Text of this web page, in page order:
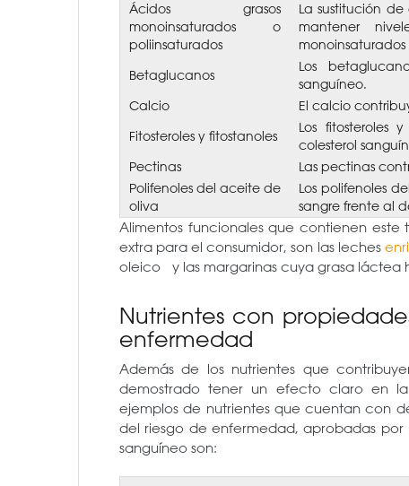
Ácidos grasos
monoinsaturados o
poliinsaturados
La sustitución
mantener
monoinsaturados
Betaglucanos
Los
sanguíneo.
Calcio
El calcio
Fitosteroles y fitostanoles
Los fitosteroles
colesterol
Pectinas
Las pectinas
Polifenoles del aceite de
oliva
Los polifenoles
sangre frente al
Alimentos funcionales que contienen
extra para el consumidor, son las leches
oleico y las margarinas cuya grasa láctea
Nutrientes con
enfermedad
Además de los nutrientes que
demostrado tener un efecto claro en
ejemplos de nutrientes que cuentan con
del riesgo de enfermedad, aprobadas por
sanguíneo son: